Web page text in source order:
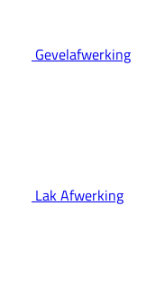
Gevelafwerking
Lak Afwerking